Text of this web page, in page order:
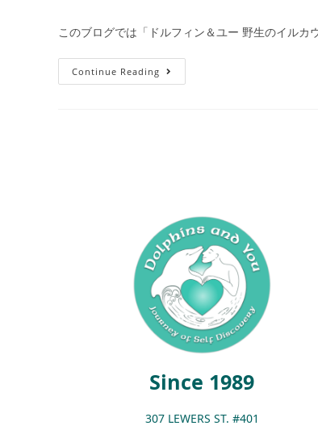
このブログでは「ドルフィン＆ユー 野生のイルカ
Continue Reading
Since 1989
307 LEWERS ST. #401